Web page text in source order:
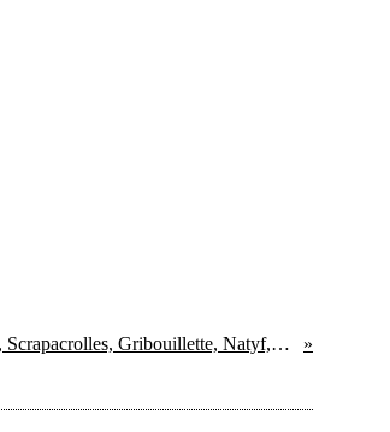
Défi #1 du 14 Janvier, réas de MAnnie, Scrapacrolles, Gribouillette, Natyf,Ciléa, Batchaka, CécileR et PPS